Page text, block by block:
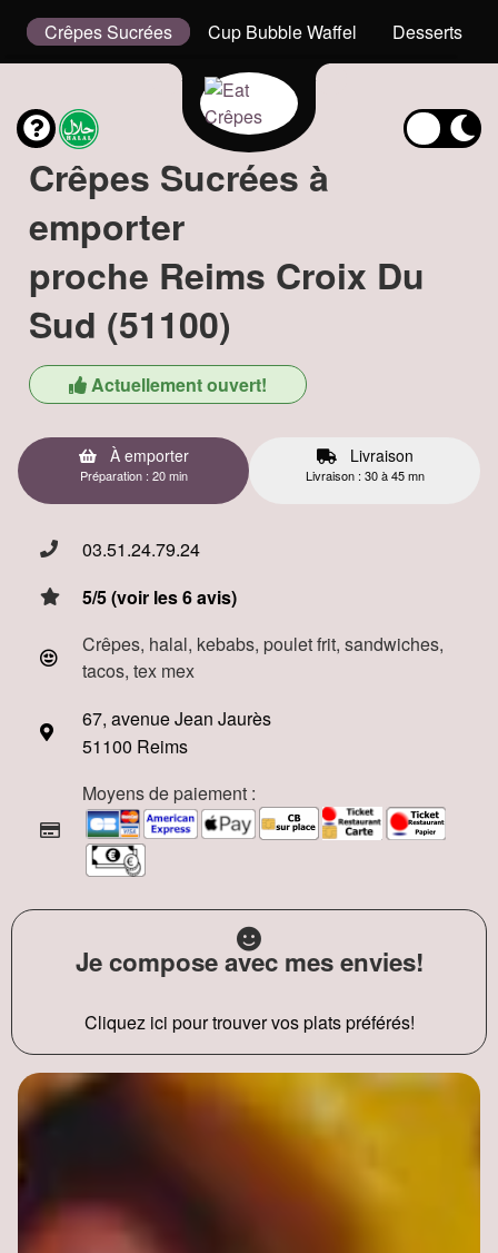
Crêpes Sucrées Cup Bubble Waffel Desserts
Crêpes Sucrées à
emporter
proche Reims Croix Du
Sud (51100)
Actuellement ouvert!
À emporter
Préparation : 20 min
Livraison
Livraison : 30 à 45 mn
03.51.24.79.24
5/5 (voir les 6 avis)
Crêpes, halal, kebabs, poulet frit, sandwiches,
tacos, tex mex
67, avenue Jean Jaurès
51100 Reims
Moyens de paiement :
Je compose avec mes envies!
Cliquez ici pour trouver vos plats préférés!